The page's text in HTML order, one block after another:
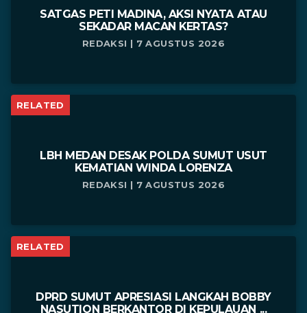
SATGAS PETI MADINA, AKSI NYATA ATAU
SEKADAR MACAN KERTAS?
REDAKSI | 7 AGUSTUS 2026
RELATED
LBH MEDAN DESAK POLDA SUMUT USUT
KEMATIAN WINDA LORENZA
REDAKSI | 7 AGUSTUS 2026
RELATED
DPRD SUMUT APRESIASI LANGKAH BOBBY
NASUTION BERKANTOR DI KEPULAUAN ...